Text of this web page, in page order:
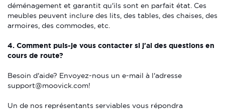
déménagement et garantit qu'ils sont en parfait état. Ces
meubles peuvent inclure des lits, des tables, des chaises, des
armoires, des commodes, etc.
4. Comment puis-je vous contacter si j'ai des questions en
cours de route?
Besoin d'aide? Envoyez-nous un e-mail à l'adresse
support@moovick.com!
Un de nos représentants serviables vous répondra